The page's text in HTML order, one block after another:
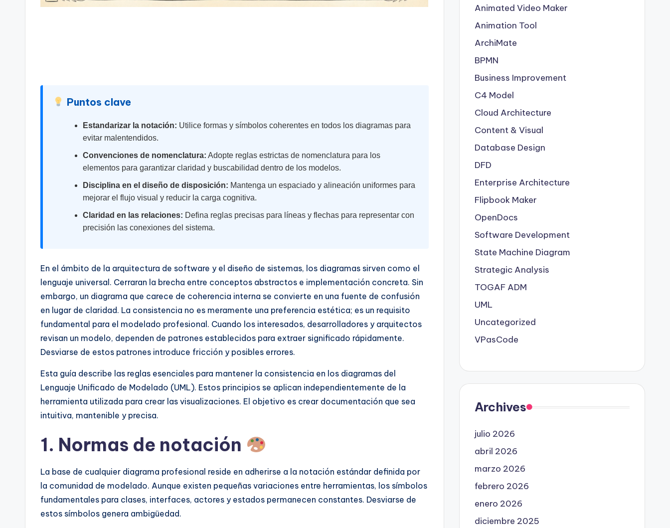
tr
Puntos clave
Estandarizar la notación: Utilice formas y símbolos coherentes en todos los diagramas para
evitar malentendidos.
Convenciones de nomenclatura: Adopte reglas estrictas de nomenclatura para los
elementos para garantizar claridad y buscabilidad dentro de los modelos.
Disciplina en el diseño de disposición: Mantenga un espaciado y alineación uniformes para
mejorar el flujo visual y reducir la carga cognitiva.
Claridad en las relaciones: Defina reglas precisas para líneas y flechas para representar con
precisión las conexiones del sistema.
En el ámbito de la arquitectura de software y el diseño de sistemas, los diagramas sirven como el
lenguaje universal. Cerraran la brecha entre conceptos abstractos e implementación concreta. Sin
embargo, un diagrama que carece de coherencia interna se convierte en una fuente de confusión
en lugar de claridad. La consistencia no es meramente una preferencia estética; es un requisito
fundamental para el modelado profesional. Cuando los interesados, desarrolladores y arquitectos
revisan un modelo, dependen de patrones establecidos para extraer significado rápidamente.
Desviarse de estos patrones introduce fricción y posibles errores.
Esta guía describe las reglas esenciales para mantener la consistencia en los diagramas del
Lenguaje Unificado de Modelado (UML). Estos principios se aplican independientemente de la
herramienta utilizada para crear las visualizaciones. El objetivo es crear documentación que sea
intuitiva, mantenible y precisa.
1. Normas de notación
La base de cualquier diagrama profesional reside en adherirse a la notación estándar definida por
la comunidad de modelado. Aunque existen pequeñas variaciones entre herramientas, los símbolos
fundamentales para clases, interfaces, actores y estados permanecen constantes. Desviarse de
estos símbolos genera ambigüedad.
Animated Video Maker
Animation Tool
ArchiMate
BPMN
Business Improvement
C4 Model
Cloud Architecture
Content & Visual
Database Design
DFD
Enterprise Architecture
Flipbook Maker
OpenDocs
Software Development
State Machine Diagram
Strategic Analysis
TOGAF ADM
UML
Uncategorized
VPasCode
Archives
julio 2026
abril 2026
marzo 2026
febrero 2026
enero 2026
diciembre 2025